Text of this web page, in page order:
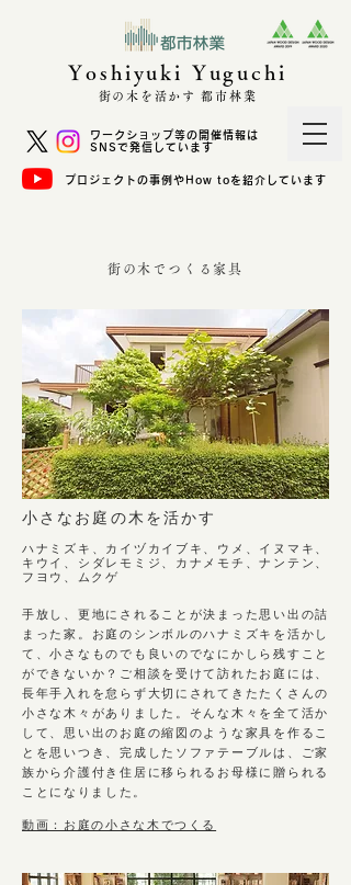
Yoshiyuki Yuguchi
街の木を活かす 都市林業
ワークショップ等の開催情報は
SNSで発信しています
プロジェクトの事例やHow toを紹介しています
街の木でつくる家具
小さなお庭の木を活かす
ハナミズキ、カイヅカイブキ、ウメ、イヌマキ、
キウイ、シダレモミジ、カナメモチ、ナンテン、
フヨウ、ムクゲ
手放し、更地にされることが決まった思い出の詰
まった家。お庭のシンボルのハナミズキを活かし
て、小さなものでも良いのでなにかしら残すこと
ができないか？ご相談を受けて訪れたお庭には、
長年手入れを怠らず大切にされてきたたくさんの
小さな木々がありました。そんな木々を全て活か
して、思い出のお庭の縮図のような家具を作るこ
とを思いつき、完成したソファテーブルは、ご家
族から介護付き住居に移られるお母様に贈られる
ことになりました。
動画：お庭の小さな木でつくる